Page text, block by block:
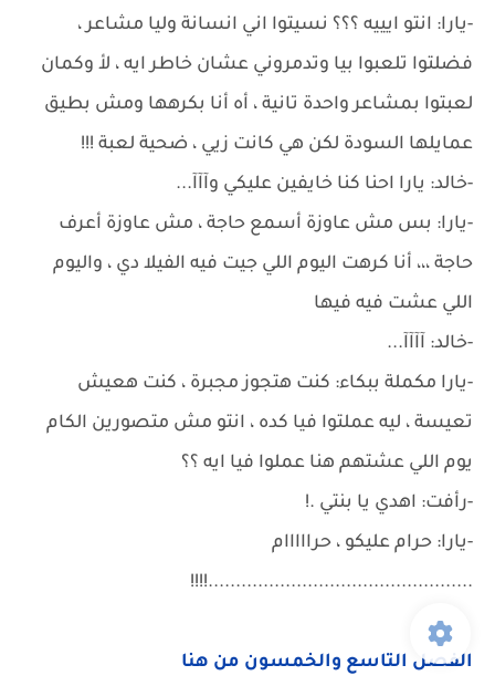
-يارا: انتو ايييه ؟؟؟ نسيتوا اني انسانة وليا مشاعر ،
فضلتوا تلعبوا بيا وتدمروني عشان خاطر ايه ، لأ وكمان
لعبتوا بمشاعر واحدة تانية ، أه أنا بكرهها ومش بطيق
عمايلها السودة لكن هي كانت زيي ، ضحية لعبة !!!
-خالد: يارا احنا كنا خايفين عليكي وآآآ...
-يارا: بس مش عاوزة أسمع حاجة ، مش عاوزة أعرف
حاجة ،،، أنا كرهت اليوم اللي جيت فيه الفيلا دي ، واليوم
اللي عشت فيه فيها
-خالد: آآآآ...
-يارا مكملة ببكاء: كنت هتجوز مجبرة ، كنت هعيش
تعيسة ، ليه عملتوا فيا كده ، انتو مش متصورين الكام
يوم اللي عشتهم هنا عملوا فيا ايه ؟؟
-رأفت: اهدي يا بنتي .!
-يارا: حرام عليكو ، حرااااام
................................................!!!!
الفصل التاسع والخمسون من هنا